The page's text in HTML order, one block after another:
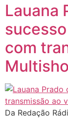
Lauana
com
Da Redação